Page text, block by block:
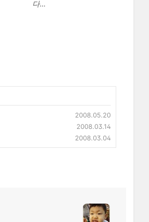
다...
2008.05.20
2008.03.14
2008.03.04